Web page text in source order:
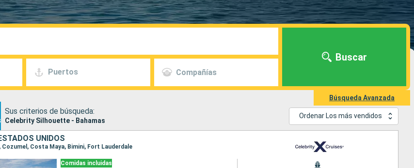
Puertos Compañías
Buscar
Búsqueda Avanzada
Sus criterios de búsqueda:
Celebrity Silhouette - Bahamas
Ordenar Los más vendidos
UNIDOS
Costa Maya, Bimini, Fort Lauderdale
Comidas incluidas